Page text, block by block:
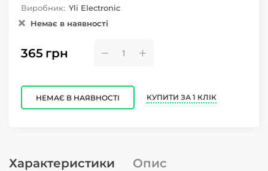
Виробник: Yli Electronic
Немає в наявності
365 грн
НЕМАЄ В НАЯВНОСТІ КУПИТИ ЗА 1 КЛІК
Характеристики Опис